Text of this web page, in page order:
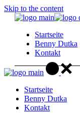
Skip to the content
Startseite
Benny Dutka
Kontakt
Startseite
Benny Dutka
Kontakt